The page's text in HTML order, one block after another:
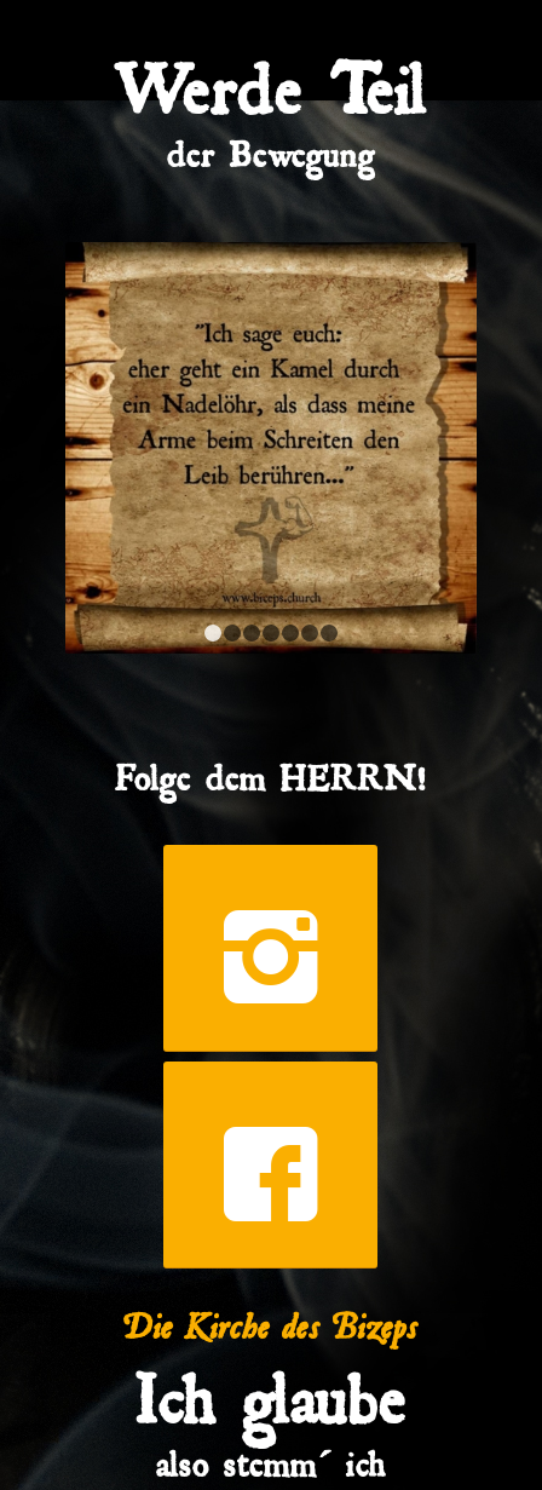
Werde Teil
der Bewegung
1 2 3 4 5 6 7
Folge dem HERRN!
Die Kirche des Bizeps
Ich glaube
also stemm´ ich